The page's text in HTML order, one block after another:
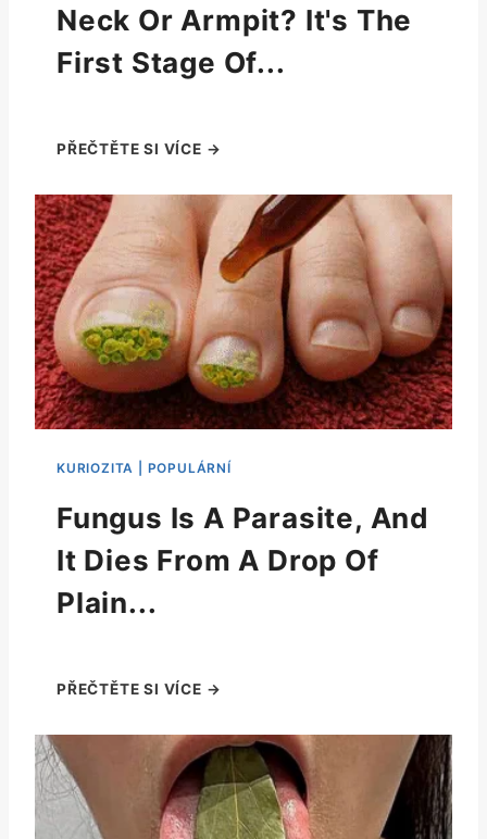
Neck Or Armpit? It's The
First Stage Of...
Fungus Is A Parasite, And
It Dies From A Drop Of
Plain...